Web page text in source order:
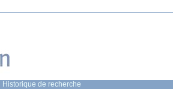
Historique de recherche